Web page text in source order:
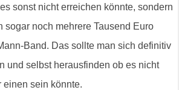
sonst nicht erreichen könnte, sondern
sogar noch mehrere Tausend Euro
Band. Das sollte man sich definitiv
und selbst herausfinden ob es nicht
einen sein könnte.